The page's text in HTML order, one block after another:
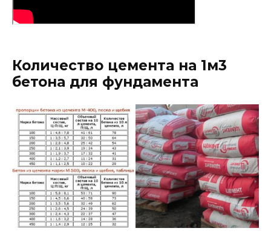
Количество цемента на 1м3
бетона для фундамента